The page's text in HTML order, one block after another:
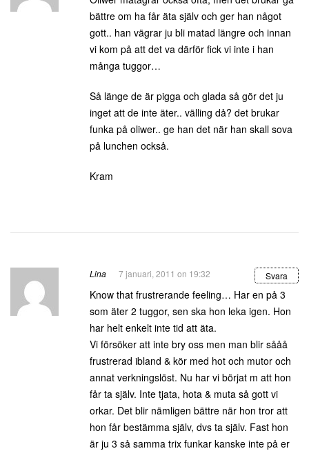
bättre om ha får äta själv och ger han något
gott.. han vägrar ju bli matad längre och innan
vi kom på att det va därför fick vi inte i han
många tuggor…
Så länge de är pigga och glada så gör det ju
inget att de inte äter.. välling då? det brukar
funka på oliwer.. ge han det när han skall sova
på lunchen också.
Kram
Lina 7 januari, 2011 on 19:32 Svara
Know that frustrerande feeling… Har en på 3
som äter 2 tuggor, sen ska hon leka igen. Hon
har helt enkelt inte tid att äta.
Vi försöker att inte bry oss men man blir sååå
frustrerad ibland & kör med hot och mutor och
annat verkningslöst. Nu har vi börjat m att hon
får ta själv. Inte tjata, hota & muta så gott vi
orkar. Det blir nämligen bättre när hon tror att
hon får bestämma själv, dvs ta själv. Fast hon
är ju 3 så samma trix funkar kanske inte på er